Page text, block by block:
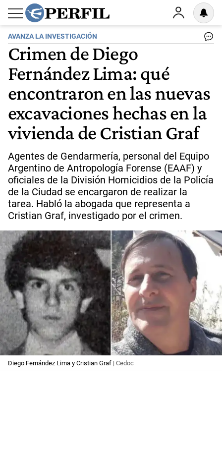
AVANZA LA INVESTIGACIÓN
Crimen de Diego
Fernández Lima: qué
encontraron en las nuevas
excavaciones hechas en la
vivienda de Cristian Graf
Agentes de Gendarmería, personal del Equipo
Argentino de Antropología Forense (EAAF) y
oficiales de la División Homicidios de la Policía
de la Ciudad se encargaron de realizar la
tarea. Habló la abogada que representa a
Cristian Graf, investigado por el crimen.
Diego Fernández Lima y Cristian Graf | Cedoc